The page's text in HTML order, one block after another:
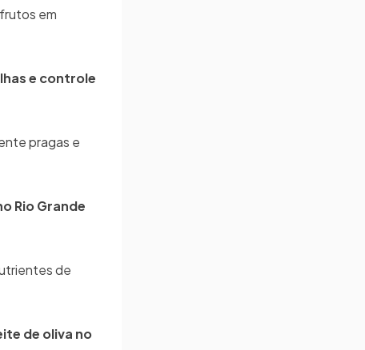
em
e controle
pragas e
Rio Grande
de
de oliva no